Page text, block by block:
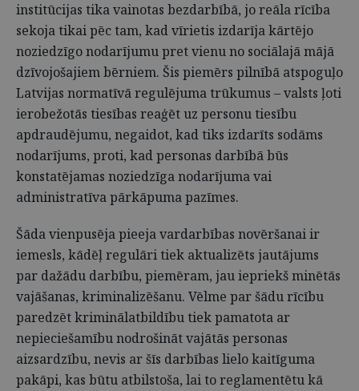
institūcijas tika vainotas bezdarbībā, jo reāla rīcība
sekoja tikai pēc tam, kad vīrietis izdarīja kārtējo
noziedzīgo nodarījumu pret vienu no sociālajā mājā
dzīvojošajiem bērniem. Šis piemērs pilnībā atspoguļo
Latvijas normatīvā regulējuma trūkumus – valsts ļoti
ierobežotās tiesības reaģēt uz personu tiesību
apdraudējumu, negaidot, kad tiks izdarīts sodāms
nodarījums, proti, kad personas darbībā būs
konstatējamas noziedzīga nodarījuma vai
administratīva pārkāpuma pazīmes.
Šāda vienpusēja pieeja vardarbības novēršanai ir
iemesls, kādēļ regulāri tiek aktualizēts jautājums
par dažādu darbību, piemēram, jau iepriekš minētās
vajāšanas, kriminalizēšanu. Vēlme par šādu rīcību
paredzēt kriminālatbildību tiek pamatota ar
nepieciešamību nodrošināt vajātās personas
aizsardzību, nevis ar šīs darbības lielo kaitīguma
pakāpi, kas būtu atbilstoša, lai to reglamentētu kā